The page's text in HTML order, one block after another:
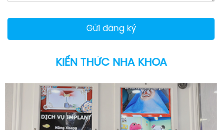
KIẾN THỨC NHA KHOA